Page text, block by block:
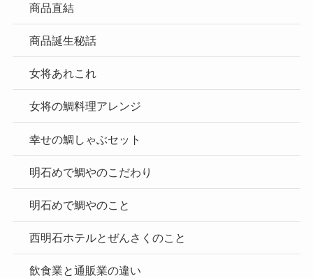
商品直結
商品誕生秘話
女将あれこれ
女将の鯛料理アレンジ
幸せの鯛しゃぶセット
明石めで鯛やのこだわり
明石めで鯛やのこと
西明石ホテルとぜんさくのこと
飲食業と通販業の違い